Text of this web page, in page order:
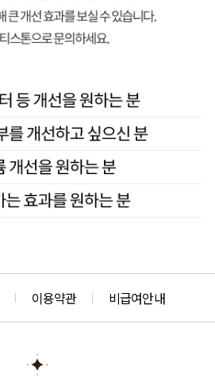
이용약관 비급여안내